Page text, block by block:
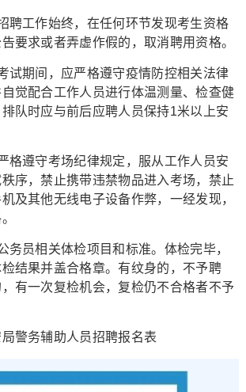
聘工作始终，在任何环节发现考生资格
要求或者弄虚作假的，取消聘用资格。
试期间，应严格遵守疫情防控相关法律
觉配合工作人员进行体温测量、检查健
队时应与前后应聘人员保持1米以上安
格遵守考场纪律规定，服从工作人员安
序，禁止携带违禁物品进入考场，禁止
及其他无线电子设备作弊，一经发现，
务员相关体检项目和标准。体检完毕，
结果并盖合格章。有纹身的，不予聘
有一次复检机会，复检仍不合格者不予
警务辅助人员招聘报名表